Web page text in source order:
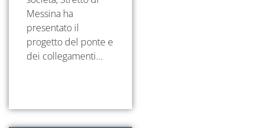
Messina ha
presentato il
progetto del ponte e
dei collegamenti...